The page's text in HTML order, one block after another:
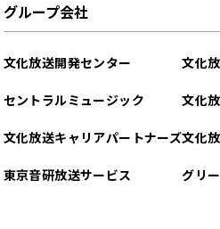
グループ会社
文化放送開発センター
セントラルミュージック
文化放送キャリアパートナーズ
東京音研放送サービス
文化
文化
文化
グリ